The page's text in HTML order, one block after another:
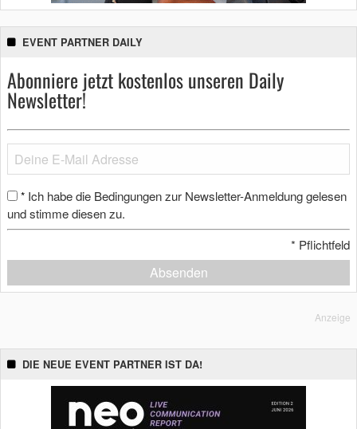
EVENT PARTNER DAILY
Abonniere jetzt kostenlos unseren Daily
Newsletter!
* Ich habe die Bedingungen zur Newsletter-Anmeldung gelesen
und stimme diesen zu.
* Pflichtfeld
Absenden
Anzeige
DIE NEUE EVENT PARTNER IST DA!